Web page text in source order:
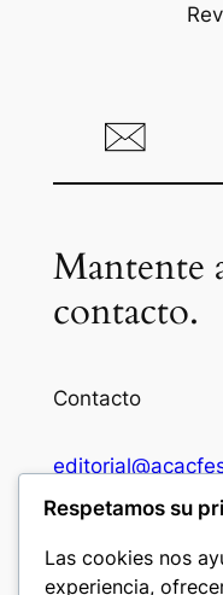
Mantente
contacto.
Contacto
Respetamos su
Las cookies nos
experiencia,